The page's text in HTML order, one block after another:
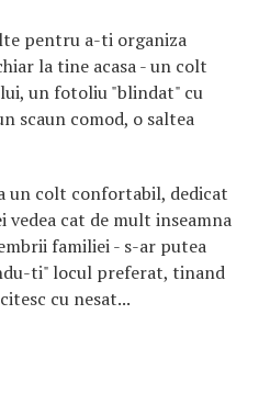
pentru a-ti organiza
la tine acasa - un colt
un fotoliu "blindat" cu
scaun comod, o saltea
un colt confortabil, dedicat
cat de mult inseamna
familiei - s-ar putea
ti" locul preferat, tinand
cu nesat...